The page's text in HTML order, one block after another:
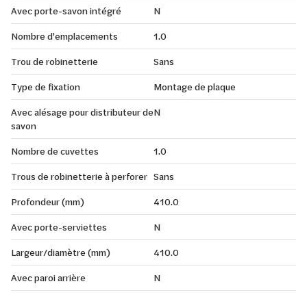
Avec porte-savon intégré
N
Nombre d'emplacements
1.0
Trou de robinetterie
Sans
Type de fixation
Montage de plaque
Avec alésage pour distributeur de
savon
N
Nombre de cuvettes
1.0
Trous de robinetterie à perforer Sans
Profondeur (mm)
410.0
Avec porte-serviettes
N
Largeur/diamètre (mm)
410.0
Avec paroi arrière
N